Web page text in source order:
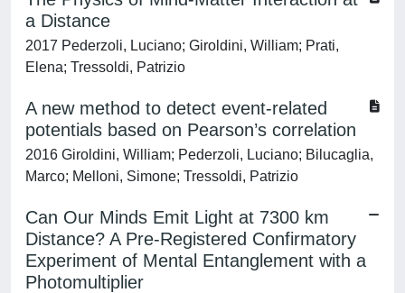
a Distance
2017 Pederzoli, Luciano; Giroldini, William; Prati,
Elena; Tressoldi, Patrizio
A new method to detect event-related
potentials based on Pearson’s correlation
2016 Giroldini, William; Pederzoli, Luciano; Bilucaglia,
Marco; Melloni, Simone; Tressoldi, Patrizio
Can Our Minds Emit Light at 7300 km
Distance? A Pre-Registered Confirmatory
Experiment of Mental Entanglement with a
Photomultiplier